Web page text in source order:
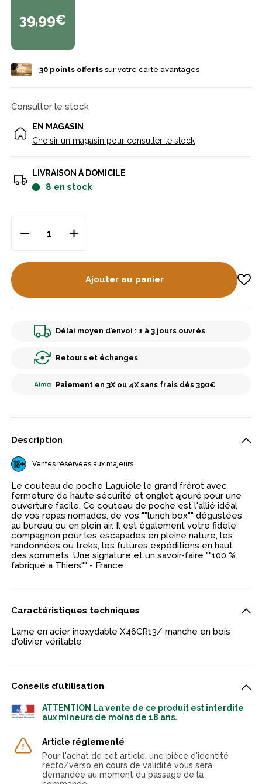
39,99€
30points offertssur votre carte avantages
Consulter le stock
EN MAGASIN
Choisir un magasin pour consulter le stock
LIVRAISON À DOMICILE
8 en stock
Ajouter au panier
Délai moyen d’envoi : 1 à 3 jours ouvrés
Retours et échanges
Paiement en 3X ou 4X sans frais dès 390€
Description
Ventes réservées aux majeurs
Le couteau de poche Laguiole le grand frérot avec
fermeture de haute sécurité et onglet ajouré pour une
ouverture facile. Ce couteau de poche est l'allié idéal
de vos repas nomades, de vos ""lunch box"" dégustées
au bureau ou en plein air. Il est également votre fidèle
compagnon pour les escapades en pleine nature, les
randonnées ou treks, les futures expéditions en haut
des sommets. Une signature et un savoir-faire ""100 %
fabriqué à Thiers"" - France.
Caractéristiques techniques
Lame en acier inoxydable X46CR13/ manche en bois
d'olivier véritable
Conseils d’utilisation
ATTENTION La vente de ce produit est interdite
aux mineurs de moins de 18 ans.
Article réglementé
Pour l'achat de cet article, une pièce d'identité
recto/verso en cours de validité vous sera
demandée au moment du passage de la